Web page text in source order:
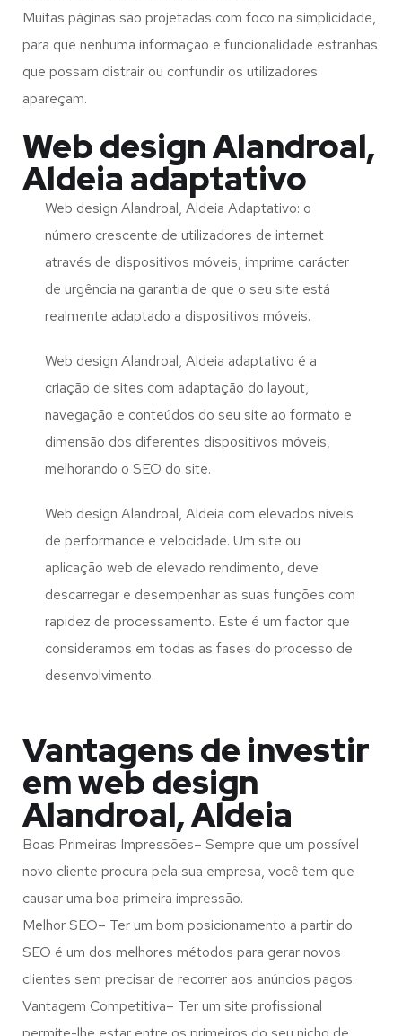
Muitas páginas são projetadas com foco na simplicidade,
para que nenhuma informação e funcionalidade estranhas
que possam distrair ou confundir os utilizadores
apareçam.
Web design Alandroal,
Aldeia adaptativo
Web design Alandroal, Aldeia Adaptativo: o
número crescente de utilizadores de internet
através de dispositivos móveis, imprime carácter
de urgência na garantia de que o seu site está
realmente adaptado a dispositivos móveis.
Web design Alandroal, Aldeia adaptativo é a
criação de sites com adaptação do layout,
navegação e conteúdos do seu site ao formato e
dimensão dos diferentes dispositivos móveis,
melhorando o SEO do site.
Web design Alandroal, Aldeia com elevados níveis
de performance e velocidade. Um site ou
aplicação web de elevado rendimento, deve
descarregar e desempenhar as suas funções com
rapidez de processamento. Este é um factor que
consideramos em todas as fases do processo de
desenvolvimento.
Vantagens de investir
em web design
Alandroal, Aldeia
Boas Primeiras Impressões– Sempre que um possível
novo cliente procura pela sua empresa, você tem que
causar uma boa primeira impressão.
Melhor SEO– Ter um bom posicionamento a partir do
SEO é um dos melhores métodos para gerar novos
clientes sem precisar de recorrer aos anúncios pagos.
Vantagem Competitiva– Ter um site profissional